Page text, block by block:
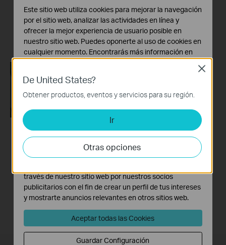
Más
How to Set Up a TP-
Link Range Extender
How to Set Up a TP-
Link Range Extender
De United States?
Obtener productos, eventos y servicios para su región.
Ir
Otras opciones
Close
Este sitio web utiliza cookies para mejorar la navegación
por el sitio web, analizar las actividades en línea y
ofrecer la mejor experiencia de usuario posible en
nuestro sitio web. Puedes oponerte al uso de cookies en
cualquier momento. Encontrarás más información en
Cookies Básicas
Estas cookies son necesarias para el funcionamiento
del sitio web y no pueden desactivarse en tu sistema.
Cookies de Análisis y de Marketing
Las cookies de análisis nos permiten analizar tus
actividades en nuestro sitio web con el fin de mejorar y
adaptar la funcionalidad del mismo.
través de nuestro sitio web por nuestros socios
publicitarios con el fin de crear un perfil de tus intereses
y mostrarte anuncios relevantes en otros sitios web.
Aceptar todas las Cookies
Guardar Configuración